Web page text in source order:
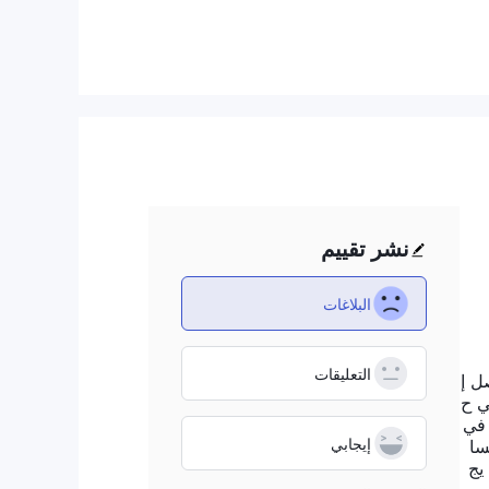
يصل إ
أسجل في ح
في
الحسا
نشر تقييم
البلاغات
التعليقات
إيجابي